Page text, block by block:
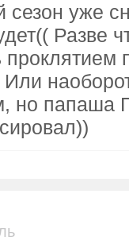
сезон уже
Разве
проклятием
Или
но папаша